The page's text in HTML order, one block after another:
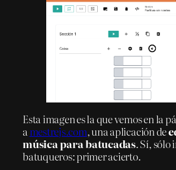
Esta imagen es la que vemos en la
a mestrejs.com, una aplicación de
música para batucadas. Sí, sólo
batuqueros: primer acierto.